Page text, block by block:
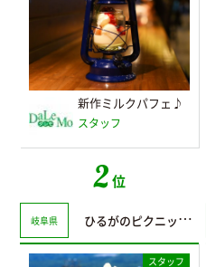
新作ミルクパフェ♪
スタッフ
2位
岐阜県 ひるがのピクニックガーデン
スタッフ